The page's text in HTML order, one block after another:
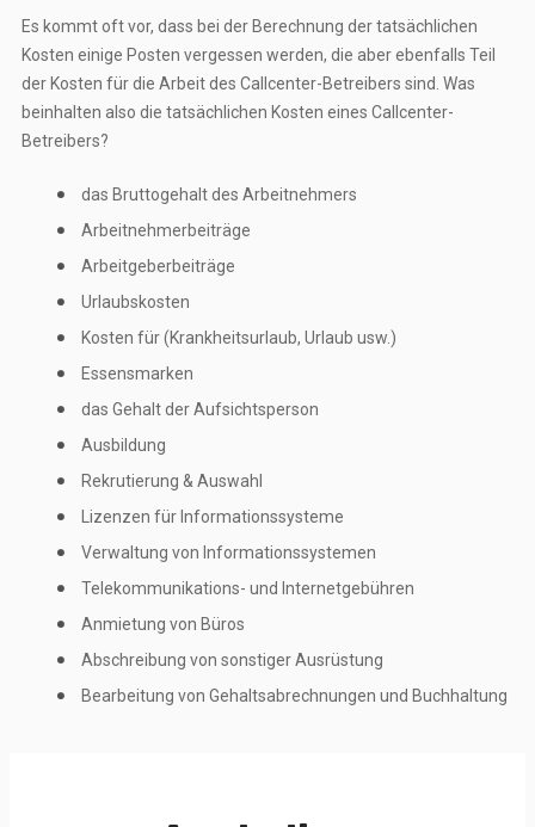
Es kommt oft vor, dass bei der Berechnung der tatsächlichen
Kosten einige Posten vergessen werden, die aber ebenfalls Teil
der Kosten für die Arbeit des Callcenter-Betreibers sind. Was
beinhalten also die tatsächlichen Kosten eines Callcenter-
Betreibers?
das Bruttogehalt des Arbeitnehmers
Arbeitnehmerbeiträge
Arbeitgeberbeiträge
Urlaubskosten
Kosten für (Krankheitsurlaub, Urlaub usw.)
Essensmarken
das Gehalt der Aufsichtsperson
Ausbildung
Rekrutierung & Auswahl
Lizenzen für Informationssysteme
Verwaltung von Informationssystemen
Telekommunikations- und Internetgebühren
Anmietung von Büros
Abschreibung von sonstiger Ausrüstung
Bearbeitung von Gehaltsabrechnungen und Buchhaltung